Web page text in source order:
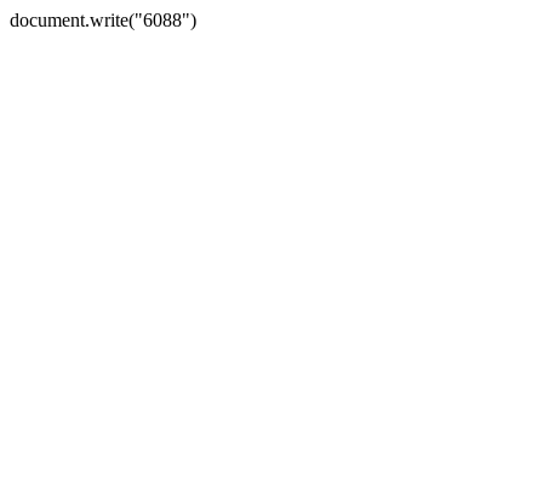
document.write("6088")